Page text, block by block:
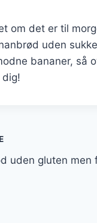
om det er til
uden
bananer, så
uden gluten men